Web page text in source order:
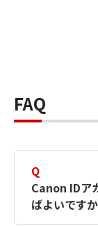
FAQ
Q
Canon IDア
ばよいです